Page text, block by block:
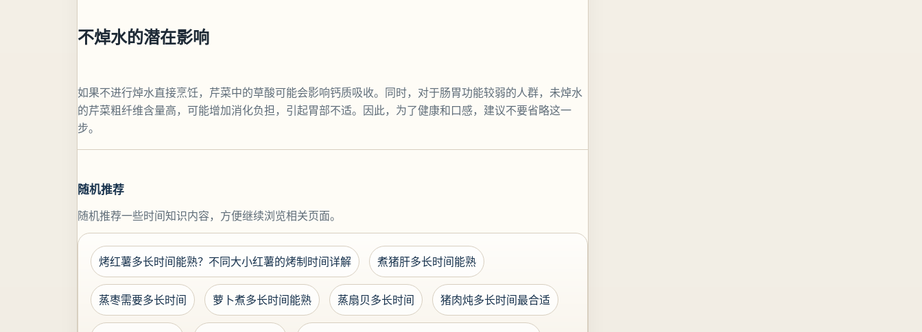
不焯水的潜在影响
如果不进行焯水直接烹饪，芹菜中的草酸可能会影响钙质吸收。同时，对于肠胃功能较弱的人群，未焯水
的芹菜粗纤维含量高，可能增加消化负担，引起胃部不适。因此，为了健康和口感，建议不要省略这一
步。
随机推荐
随机推荐一些时间知识内容，方便继续浏览相关页面。
烤红薯多长时间能熟？不同大小红薯的烤制时间详解 煮猪肝多长时间能熟
蒸枣需要多长时间 萝卜煮多长时间能熟 蒸扇贝多长时间 猪肉炖多长时间最合适